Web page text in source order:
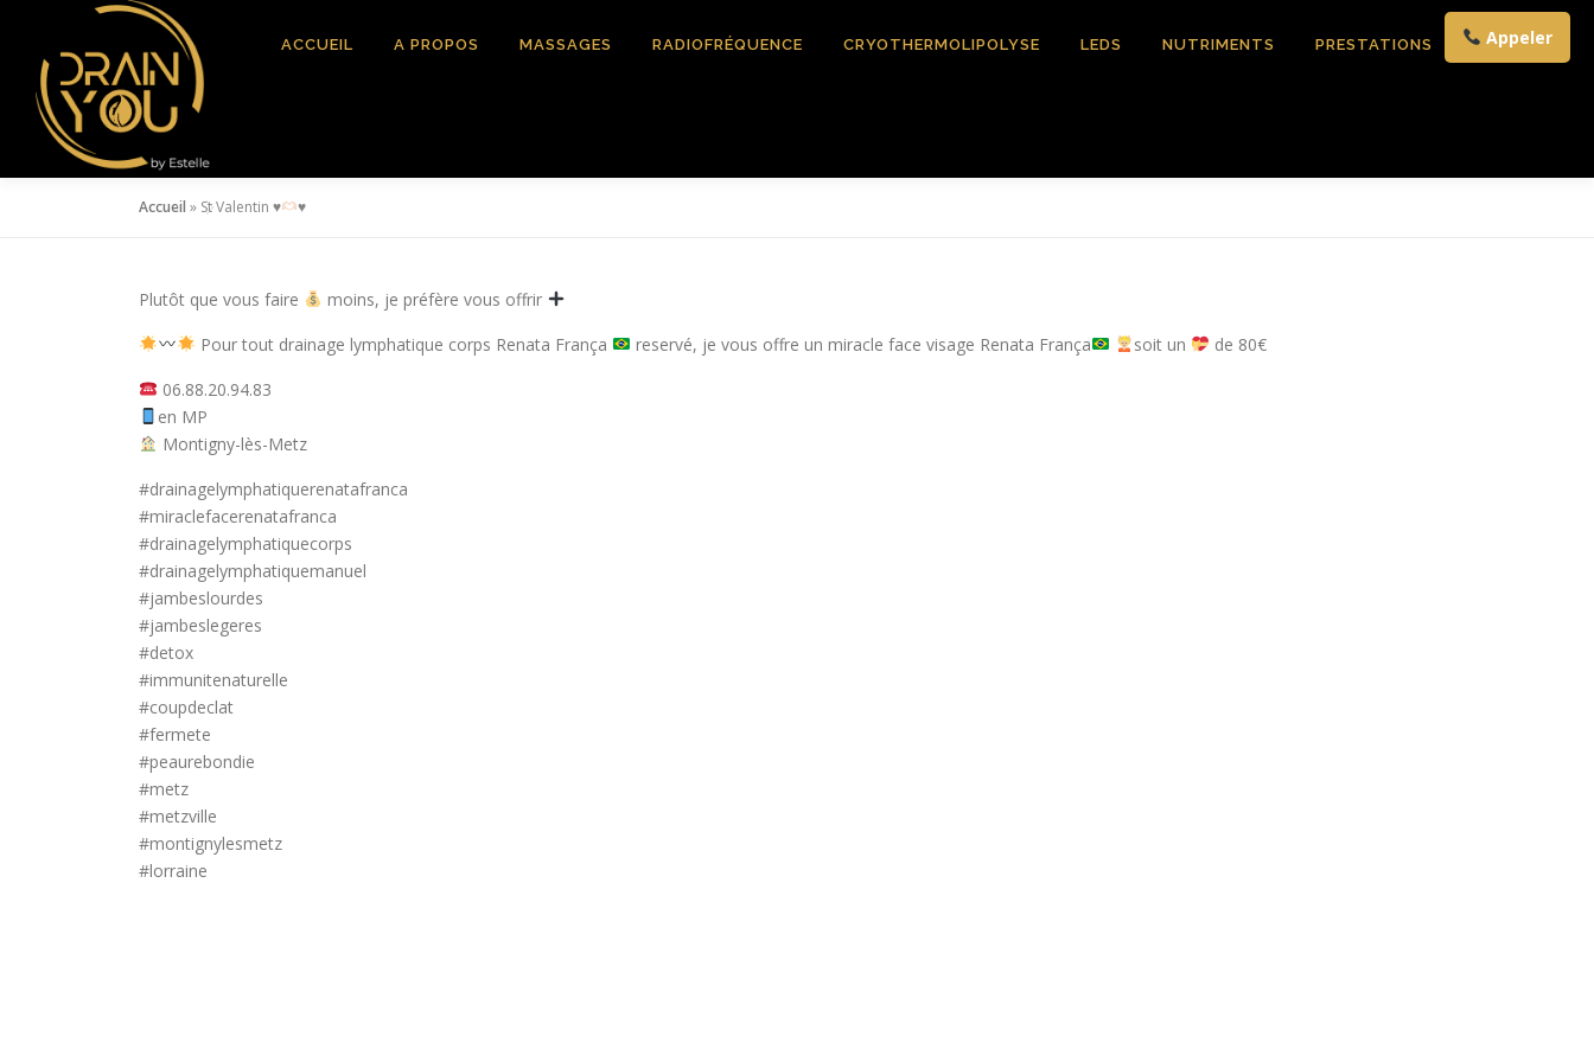
Appeler
contenu
ACCUEIL A PROPOS MASSAGES RADIOFRÉQUENCE CRYOTHERMOLIPOLYSE LEDS NUTRIMENTS PRESTATIONS CONTACT
Accueil » St Valentin ♥️ ♥️
Plutôt que vous faire
moins, je préfère vous offrir
Pour tout drainage lymphatique corps Renata França
reservé, je vous offre un miracle face visage Renata França soit un
de 80€
06.88.20.94.83
en MP
Montigny-lès-Metz
#drainagelymphatiquerenatafranca
#miraclefacerenatafranca
#drainagelymphatiquecorps
#drainagelymphatiquemanuel
#jambeslourdes
#jambeslegeres
#detox
#immunitenaturelle
#coupdeclat
#fermete
#peaurebondie
#metz
#metzville
#montignylesmetz
#lorraine